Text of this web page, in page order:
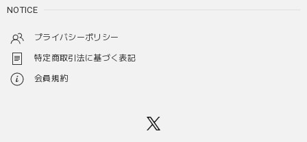
NOTICE
プライバシーポリシー
特定商取引法に基づく表記
会員規約